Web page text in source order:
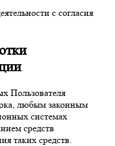
с согласия
Пользователя
любым законным
системах
средств
таких средств.